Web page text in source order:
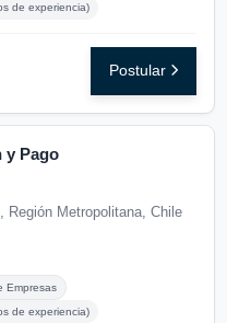
de experiencia)
Postular
y Pago
Región Metropolitana, Chile
Empresas
de experiencia)